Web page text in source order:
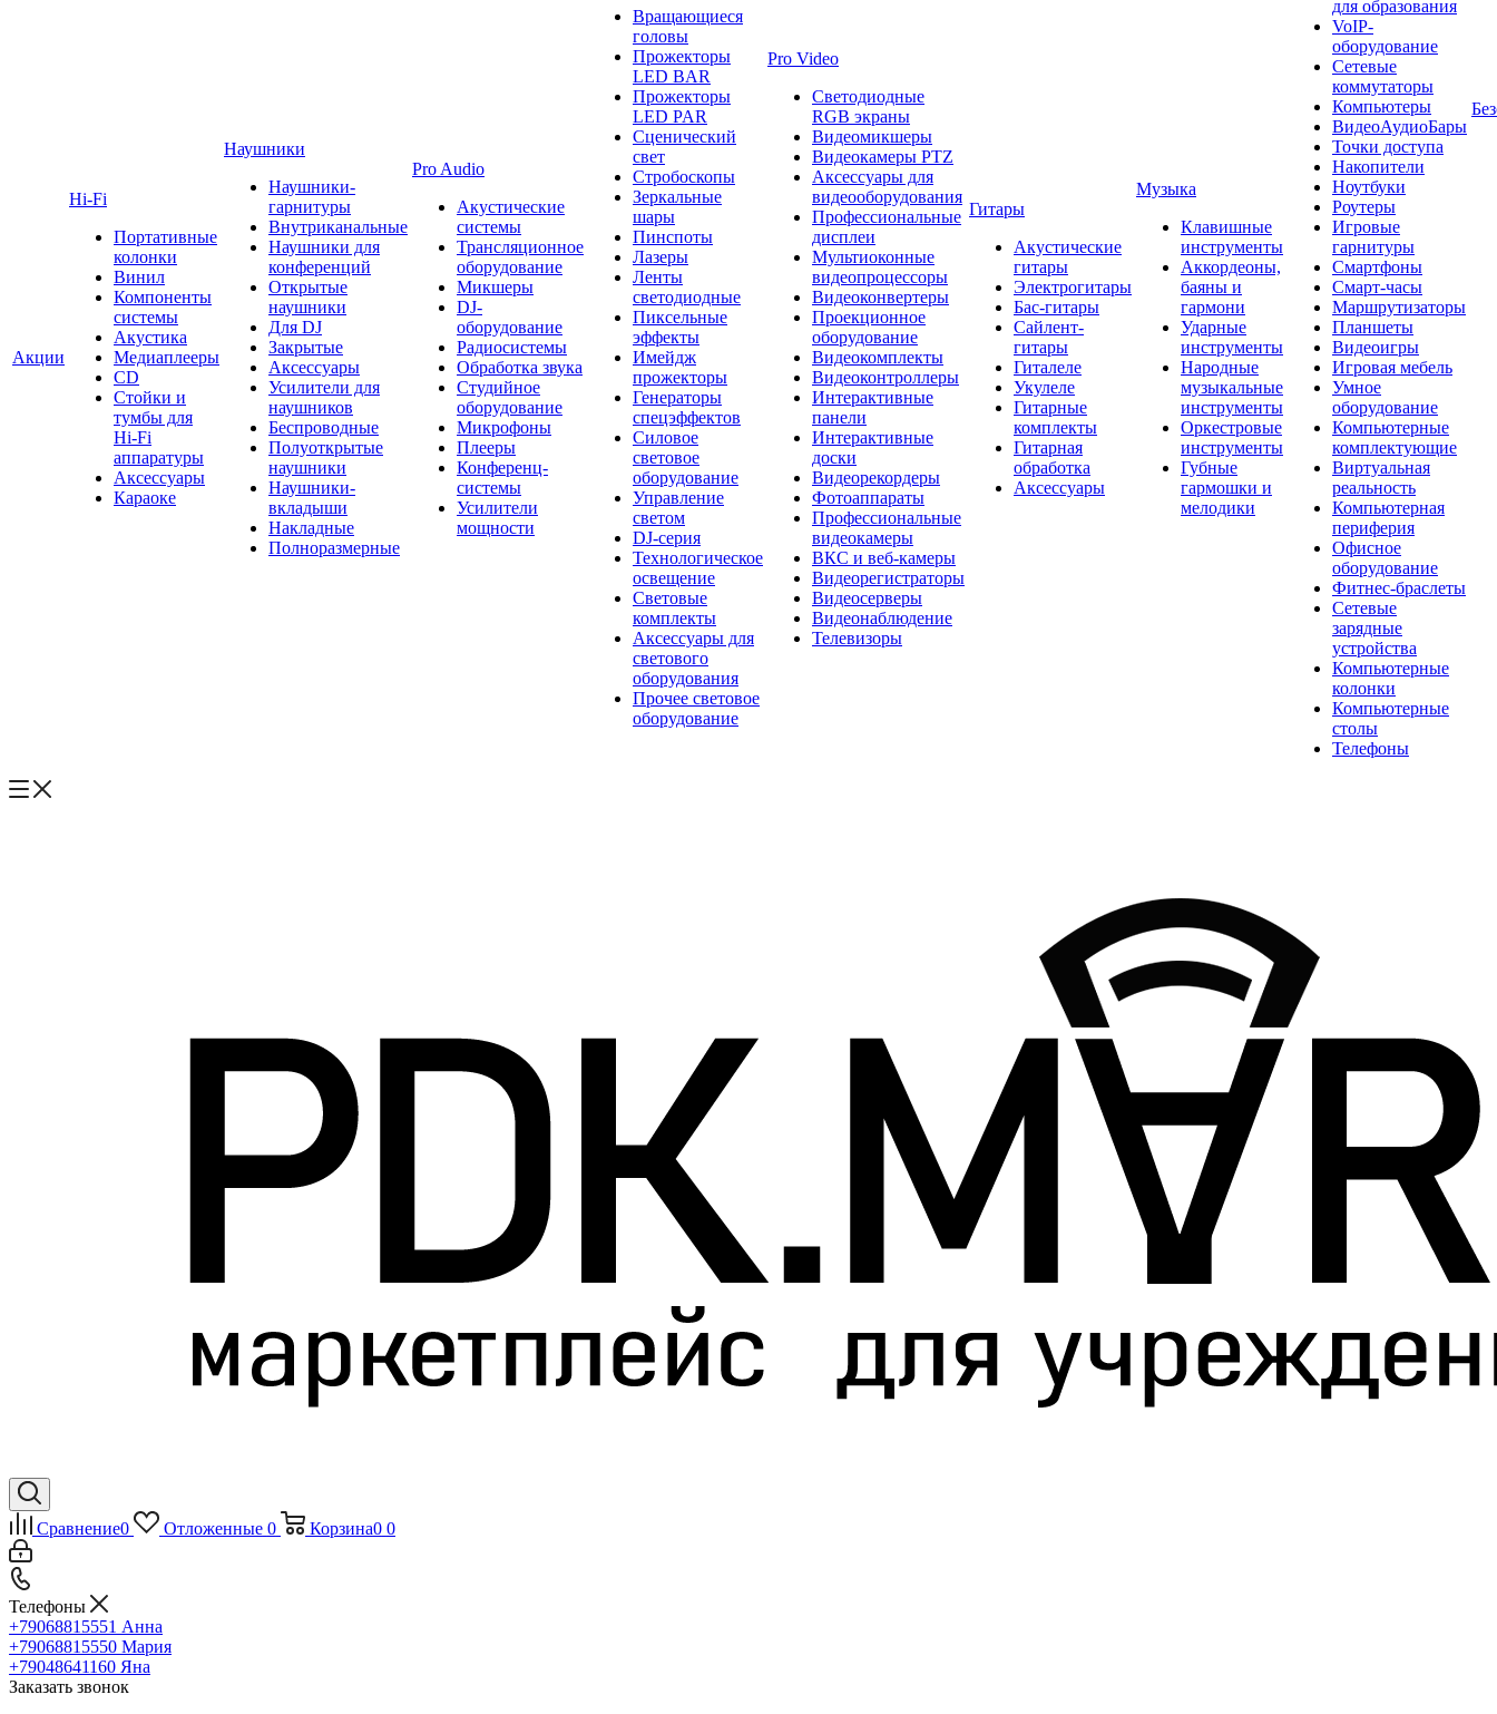
Акции
Hi-Fi
Портативные
колонки
Винил
Компоненты
системы
Акустика
Медиаплееры
CD
Стойки и
тумбы для
Hi-Fi
аппаратуры
Аксессуары
Караоке
Наушники
Наушники-
гарнитуры
Внутриканальные
Наушники для
конференций
Открытые
наушники
Для DJ
Закрытые
Аксессуары
Усилители для
наушников
Беспроводные
Полуоткрытые
наушники
Наушники-
вкладыши
Накладные
Полноразмерные
Pro Audio
Акустические
системы
Трансляционное
оборудование
Микшеры
DJ-
оборудование
Радиосистемы
Обработка звука
Студийное
оборудование
Микрофоны
Плееры
Конференц-
системы
Усилители
мощности
Вращающиеся
головы
Прожекторы
LED BAR
Прожекторы
LED PAR
Сценический
свет
Стробоскопы
Зеркальные
шары
Пинспоты
Лазеры
Ленты
светодиодные
Пиксельные
эффекты
Имейдж
прожекторы
Генераторы
спецэффектов
Силовое
световое
оборудование
Управление
светом
DJ-серия
Технологическое
освещение
Световые
комплекты
Аксессуары для
светового
оборудования
Прочее световое
оборудование
Pro Video
Светодиодные
RGB экраны
Видеомикшеры
Видеокамеры PTZ
Аксессуары для
видеооборудования
Профессиональные
дисплеи
Мультиоконные
видеопроцессоры
Видеоконвертеры
Проекционное
оборудование
Видеокомплекты
Видеоконтроллеры
Интерактивные
панели
Интерактивные
доски
Видеорекордеры
Фотоаппараты
Профессиональные
видеокамеры
ВКС и веб-камеры
Видеорегистраторы
Видеосерверы
Видеонаблюдение
Телевизоры
Гитары
Акустические
гитары
Электрогитары
Бас-гитары
Сайлент-
гитары
Гиталеле
Укулеле
Гитарные
комплекты
Гитарная
обработка
Аксессуары
Музыка
Клавишные
инструменты
Аккордеоны,
баяны и
гармони
Ударные
инструменты
Народные
музыкальные
инструменты
Оркестровые
инструменты
Губные
гармошки и
мелодики
для образования
VoIP-
оборудование
Сетевые
коммутаторы
Компьютеры
ВидеоАудиоБары
Точки доступа
Накопители
Ноутбуки
Роутеры
Игровые
гарнитуры
Смартфоны
Смарт-часы
Маршрутизаторы
Планшеты
Видеоигры
Игровая мебель
Умное
оборудование
Компьютерные
комплектующие
Виртуальная
реальность
Компьютерная
периферия
Офисное
оборудование
Фитнес-браслеты
Сетевые
зарядные
устройства
Компьютерные
колонки
Компьютерные
столы
Телефоны
Сравнение0 Отложенные 0 Корзина0 0
Телефоны
+79068815551 Анна
+79068815550 Мария
+79048641160 Яна
Заказать звонок